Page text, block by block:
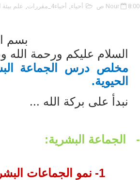
أمن المعلومات بلغة ميسرة – د.
الكتابة الإبداعية
العقل سلاح ذو حدين
Nour 8:00 ص أحياء, أحياء4_مقررات , علم
بسم
السلام عليكم ورحمة الله
مخلص درس الجماعة
الحيوية.
نبدأ على بركة الله ...
- الجماعة البشرية:
1- نمو الجماعات